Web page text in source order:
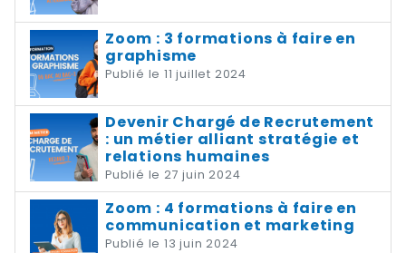
Zoom : 3 formations à faire en
graphisme
Publié le 11 juillet 2024
Devenir Chargé de Recrutement
: un métier alliant stratégie et
relations humaines
Publié le 27 juin 2024
Zoom : 4 formations à faire en
communication et marketing
Publié le 13 juin 2024